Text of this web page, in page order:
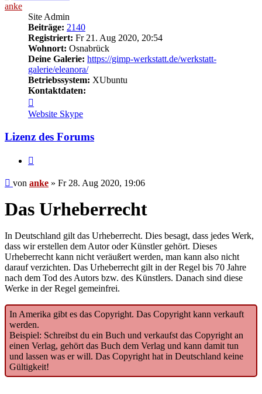
anke
Site Admin
Beiträge: 2140
Registriert: Fr 21. Aug 2020, 20:54
Wohnort: Osnabrück
Deine Galerie: https://gimp-werkstatt.de/werkstatt-
galerie/eleanora/
Betriebssystem: XUbuntu
Kontaktdaten:
von
anke
Website Skype
Lizenz des Forums
Beitrag
von anke » Fr 28. Aug 2020, 19:06
Das Urheberrecht
In Deutschland gilt das Urheberrecht. Dies besagt, dass jedes Werk,
dass wir erstellen dem Autor oder Künstler gehört. Dieses
Urheberrecht kann nicht veräußert werden, man kann also nicht
darauf verzichten. Das Urheberrecht gilt in der Regel bis 70 Jahre
nach dem Tod des Autors bzw. des Künstlers. Danach sind diese
Werke in der Regel gemeinfrei.
In Amerika gibt es das Copyright. Das Copyright kann verkauft
werden.
Beispiel: Schreibst du ein Buch und verkaufst das Copyright an
einen Verlag, gehört das Buch dem Verlag und kann damit tun
und lassen was er will. Das Copyright hat in Deutschland keine
Gültigkeit!